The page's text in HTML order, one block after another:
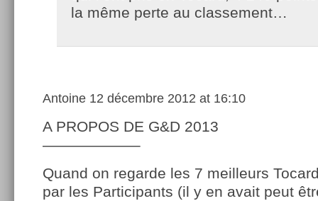
la même perte au classement…
Antoine 12 décembre 2012 at 16:10
A PROPOS DE G&D 2013
——————–
Quand on regarde les 7 meilleurs
par les Participants (il y en avait peut